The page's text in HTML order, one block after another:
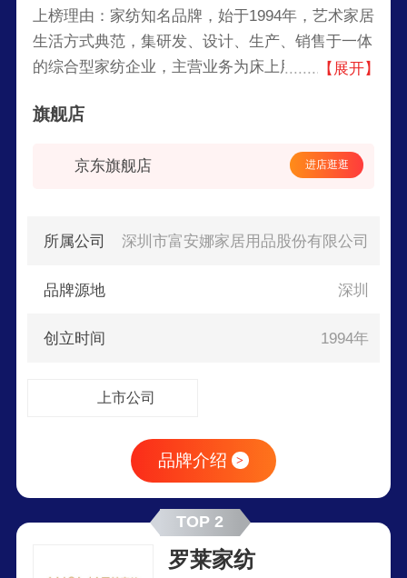
上榜理由：家纺知名品牌，始于1994年，艺术家居
生活方式典范，集研发、设计、生产、销售于一体
的综合型家纺企业，主营业务为床上用品及家居生
产品为套件、被芯、枕芯。
【展开】
旗舰店
京东旗舰店 进店逛逛
所属公司 深圳市富安娜家居用品股份有限公司
品牌源地 深圳
创立时间 1994年
上市公司
品牌介绍 >
TOP 2
罗莱家纺